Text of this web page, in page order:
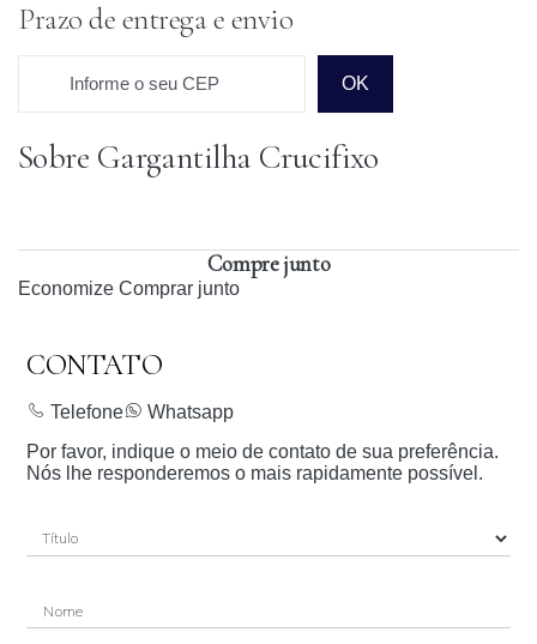
Prazo de entrega e envio
Informe o seu CEP OK
Prazo para o CEP
Sobre Gargantilha Crucifixo
Compre junto
Economize Comprar junto
CONTATO
Telefone
Whatsapp
Por favor, indique o meio de contato de sua preferência.
Nós lhe responderemos o mais rapidamente possível.
Nome